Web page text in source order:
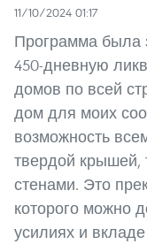
11/10/2024 01:17
Программа была
450-дневную
домов по всей
дом для моих
возможность
твердой
стенами. Это
которого можно
усилиях и